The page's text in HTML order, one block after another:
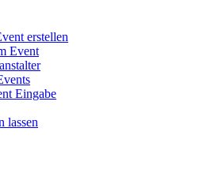
erstellen
Event
Eingabe
lassen